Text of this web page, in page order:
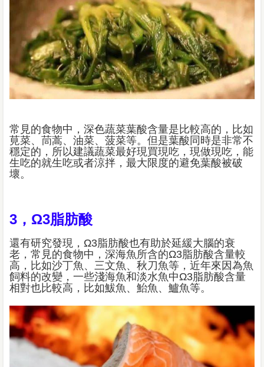
常見的食物中，深色蔬菜葉酸含量是比較高的，比如
莧菜、茼蒿、油菜、菠菜等。但是葉酸同時是非常不
穩定的，所以建議蔬菜最好現買現吃，現做現吃，能
生吃的就生吃或者涼拌，最大限度的避免葉酸被破
壞。
3，Ω3脂肪酸
還有研究發現，Ω3脂肪酸也有助於延緩大腦的衰
老，常見的食物中，深海魚所含的Ω3脂肪酸含量較
高，比如沙丁魚、三文魚、秋刀魚等，近年來因為魚
飼料的改變，一些淺海魚和淡水魚中Ω3脂肪酸含量
相對也比較高，比如鮁魚、鮐魚、鱸魚等。